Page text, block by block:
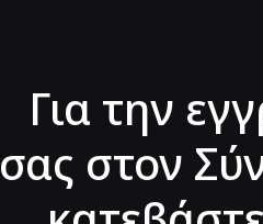
Για την
σας στον